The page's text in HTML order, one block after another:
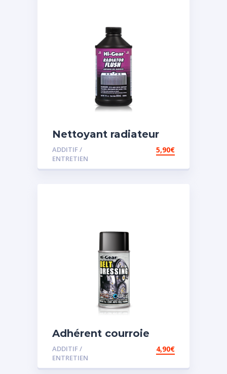
Nettoyant radiateur
ADDITIF /
ENTRETIEN
5,90€
Adhérent courroie
ADDITIF /
ENTRETIEN
4,90€